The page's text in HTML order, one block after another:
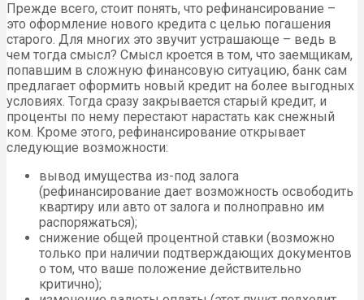
Прежде всего, стоит понять, что рефинансирование –
это оформление нового кредита с целью погашения
старого. Для многих это звучит устрашающе – ведь в
чем тогда смысл? Смысл кроется в том, что заемщикам,
попавшим в сложную финансовую ситуацию, банк сам
предлагает оформить новый кредит на более выгодных
условиях. Тогда сразу закрывается старый кредит, и
проценты по нему перестают нарастать как снежный
ком. Кроме этого, рефинансирование открывает
следующие возможности:
вывод имущества из-под залога
(рефинансирование дает возможность освободить
квартиру или авто от залога и полноправно им
распоряжаться);
снижение общей процентной ставки (возможно
только при наличии подтверждающих документов
о том, что ваше положение действительно
критично);